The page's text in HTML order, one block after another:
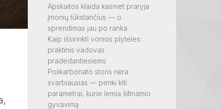
Apskaitos klaida kasmet praryja
įmonių tūkstančius — o
sprendimas jau po ranka
Kaip išsirinkti vonios plyteles:
praktinis vadovas
pradedantiesiems
Polikarbonato storis nėra
svarbiausias — penki kiti
parametrai, kurie lemia šiltnamio
gyvavimą